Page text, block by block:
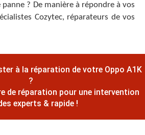
panne ? De manière à répondre à vos
Cozytec, réparateurs de vos
à la réparation de votre Oppo A1K
?
de réparation pour une intervention
experts & rapide !